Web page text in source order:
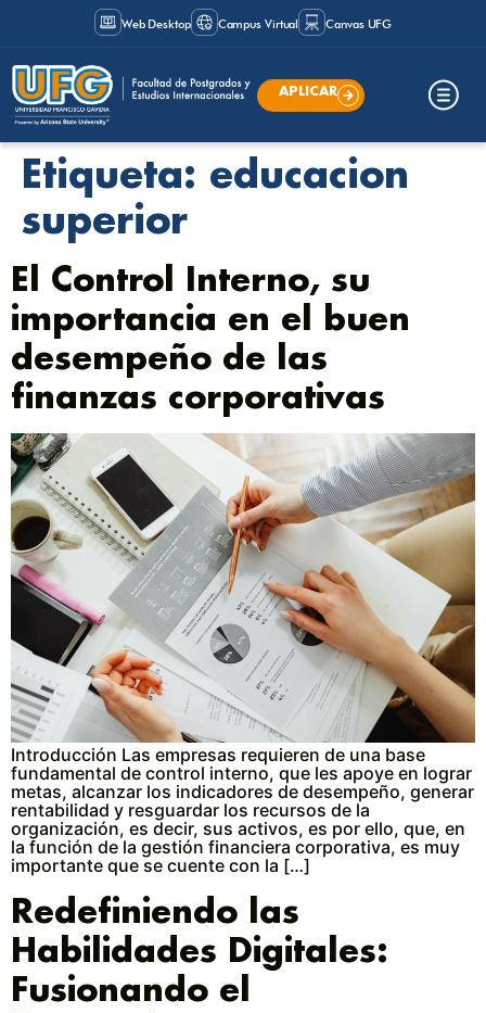
Web Desktop Campus Virtual Canvas UFG
APLICAR
Etiqueta: educacion
superior
El Control Interno, su
importancia en el buen
desempeño de las
finanzas corporativas
Introducción Las empresas requieren de una base
fundamental de control interno, que les apoye en lograr
metas, alcanzar los indicadores de desempeño, generar
rentabilidad y resguardar los recursos de la
organización, es decir, sus activos, es por ello, que, en
la función de la gestión financiera corporativa, es muy
importante que se cuente con la […]
Redefiniendo las
Habilidades Digitales:
Fusionando el